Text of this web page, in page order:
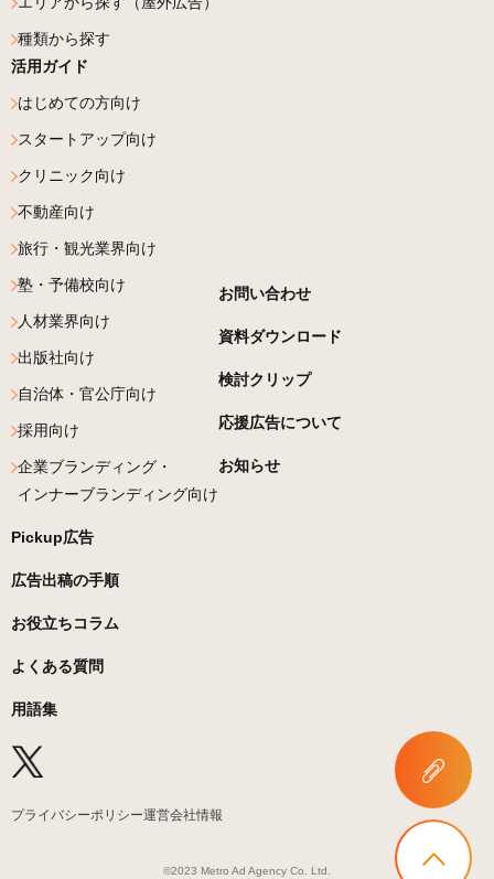
種類から探す
活用ガイド
はじめての方向け
スタートアップ向け
クリニック向け
不動産向け
旅行・観光業界向け
塾・予備校向け
人材業界向け
出版社向け
自治体・官公庁向け
採用向け
企業ブランディング・
インナーブランディング向け
Pickup広告
広告出稿の手順
お役立ちコラム
よくある質問
用語集
お問い合わせ
資料ダウンロード
検討クリップ
応援広告について
お知らせ
プライバシーポリシー運営会社情報
©2023 Metro Ad Agency Co. Ltd.